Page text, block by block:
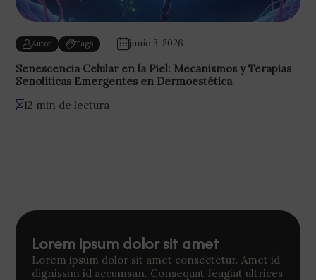
Autor Tags junio 3, 2026
Senescencia Celular en la Piel: Mecanismos y Terapias
Senolíticas Emergentes en Dermoestética
12 min de lectura
Lorem ipsum dolor sit amet
Lorem ipsum dolor sit amet consectetur. Amet id
dignissim id accumsan. Consequat feugiat ultrices